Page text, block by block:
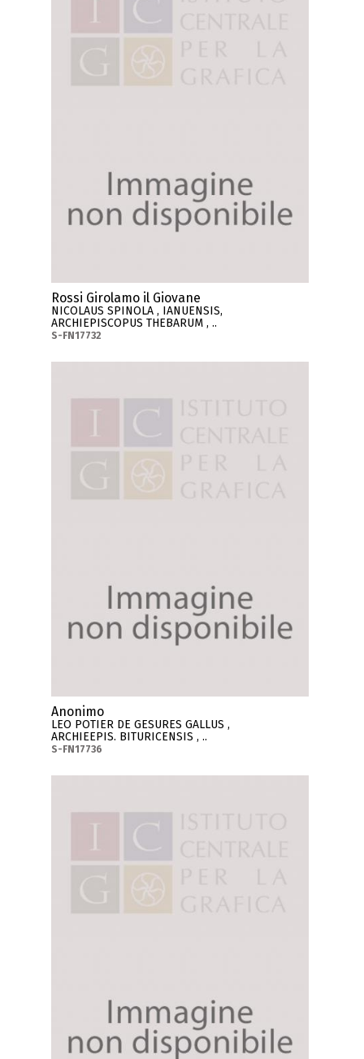
Rossi Girolamo il Giovane
NICOLAUS SPINOLA , IANUENSIS,
ARCHIEPISCOPUS THEBARUM , ..
S-FN17732
Anonimo
LEO POTIER DE GESURES GALLUS ,
ARCHIEEPIS. BITURICENSIS , ..
S-FN17736